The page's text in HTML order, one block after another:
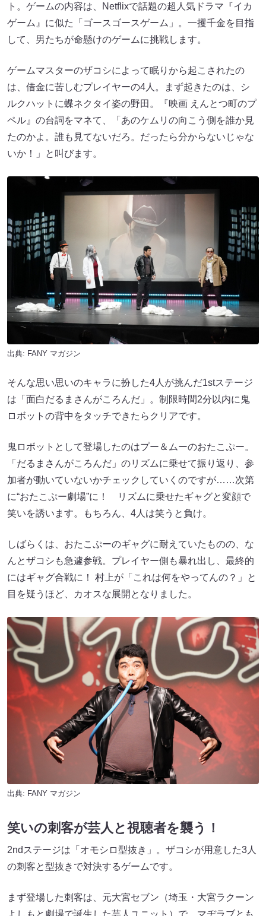
ト。ゲームの内容は、Netflixで話題の超人気ドラマ『イカ
ゲーム』に似た「ゴースゴースゲーム」。一攫千金を目指
して、男たちが命懸けのゲームに挑戦します。
ゲームマスターのザコシによって眠りから起こされたの
は、借金に苦しむプレイヤーの4人。まず起きたのは、シ
ルクハットに蝶ネクタイ姿の野田。『映画 えんとつ町のプ
ペル』の台詞をマネて、「あのケムリの向こう側を誰か見
たのかよ。誰も見てないだろ。だったら分からないじゃな
いか！」と叫びます。
出典: FANY マガジン
そんな思い思いのキャラに扮した4人が挑んだ1stステージ
は「面白だるまさんがころんだ」。制限時間2分以内に鬼
ロボットの背中をタッチできたらクリアです。
鬼ロボットとして登場したのはプー＆ムーのおたこぷー。
「だるまさんがころんだ」のリズムに乗せて振り返り、参
加者が動いていないかチェックしていくのですが……次第
に“おたこぷー劇場”に！ リズムに乗せたギャグと変顔で
笑いを誘います。もちろん、4人は笑うと負け。
しばらくは、おたこぷーのギャグに耐えていたものの、な
んとザコシも急遽参戦。プレイヤー側も暴れ出し、最終的
にはギャグ合戦に！ 村上が「これは何をやってんの？」と
目を疑うほど、カオスな展開となりました。
出典: FANY マガジン
笑いの刺客が芸人と視聴者を襲う！
2ndステージは「オモシロ型抜き」。ザコシが用意した3人
の刺客と型抜きで対決するゲームです。
まず登場した刺客は、元大宮セブン（埼玉・大宮ラクーン